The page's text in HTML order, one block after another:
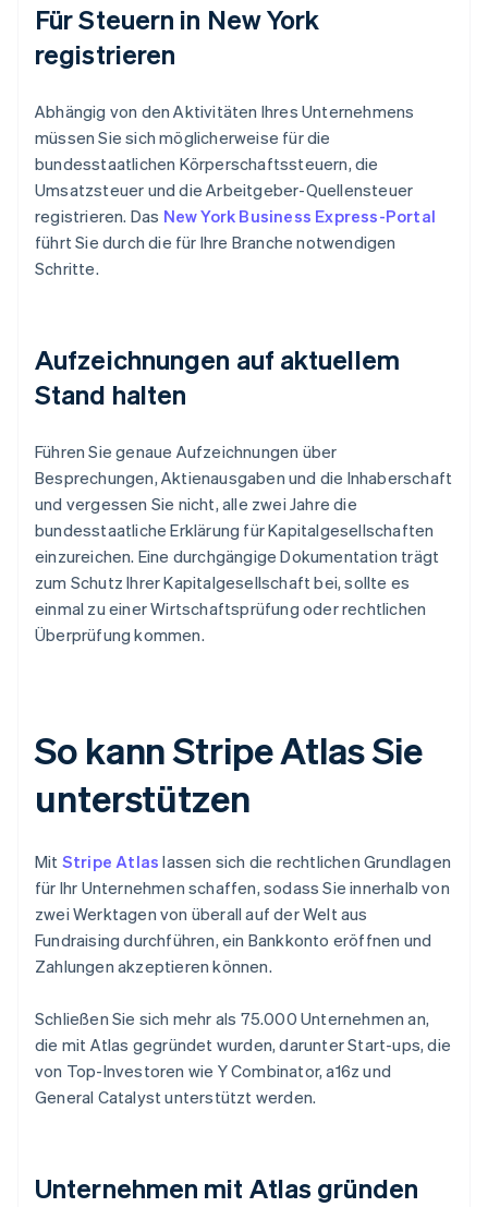
Für Steuern in New York
registrieren
Abhängig von den Aktivitäten Ihres Unternehmens
müssen Sie sich möglicherweise für die
bundesstaatlichen Körperschaftssteuern, die
Umsatzsteuer und die Arbeitgeber-Quellensteuer
registrieren. Das New York Business Express-Portal
führt Sie durch die für Ihre Branche notwendigen
Schritte.
Aufzeichnungen auf aktuellem
Stand halten
Führen Sie genaue Aufzeichnungen über
Besprechungen, Aktienausgaben und die Inhaberschaft
und vergessen Sie nicht, alle zwei Jahre die
bundesstaatliche Erklärung für Kapitalgesellschaften
einzureichen. Eine durchgängige Dokumentation trägt
zum Schutz Ihrer Kapitalgesellschaft bei, sollte es
einmal zu einer Wirtschaftsprüfung oder rechtlichen
Überprüfung kommen.
So kann Stripe Atlas Sie
unterstützen
Mit Stripe Atlas lassen sich die rechtlichen Grundlagen
für Ihr Unternehmen schaffen, sodass Sie innerhalb von
zwei Werktagen von überall auf der Welt aus
Fundraising durchführen, ein Bankkonto eröffnen und
Zahlungen akzeptieren können.
Schließen Sie sich mehr als 75.000 Unternehmen an,
die mit Atlas gegründet wurden, darunter Start-ups, die
von Top-Investoren wie Y Combinator, a16z und
General Catalyst unterstützt werden.
Unternehmen mit Atlas gründen